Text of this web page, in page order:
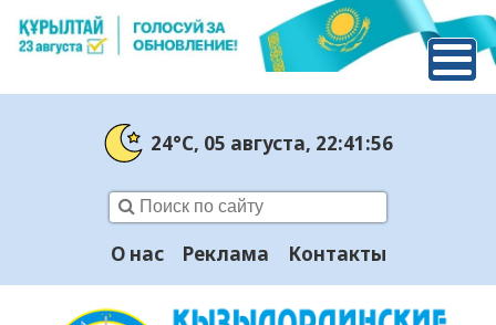
24°C, 05 августа, 22:41:57
О нас Реклама Контакты